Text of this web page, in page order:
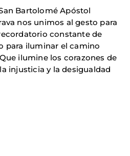
Bartolomé Apóstol
nos unimos al gesto para
constante de
para iluminar el camino
ilumine los corazones de
injusticia y la desigualdad